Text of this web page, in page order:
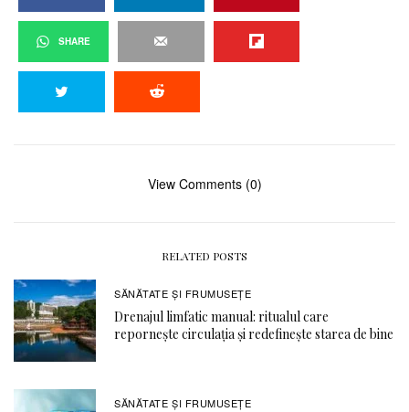
SHARE
View Comments (0)
RELATED POSTS
SĂNĂTATE ŞI FRUMUSEȚE
Drenajul limfatic manual: ritualul care
repornește circulația și redefinește starea de bine
SĂNĂTATE ŞI FRUMUSEȚE